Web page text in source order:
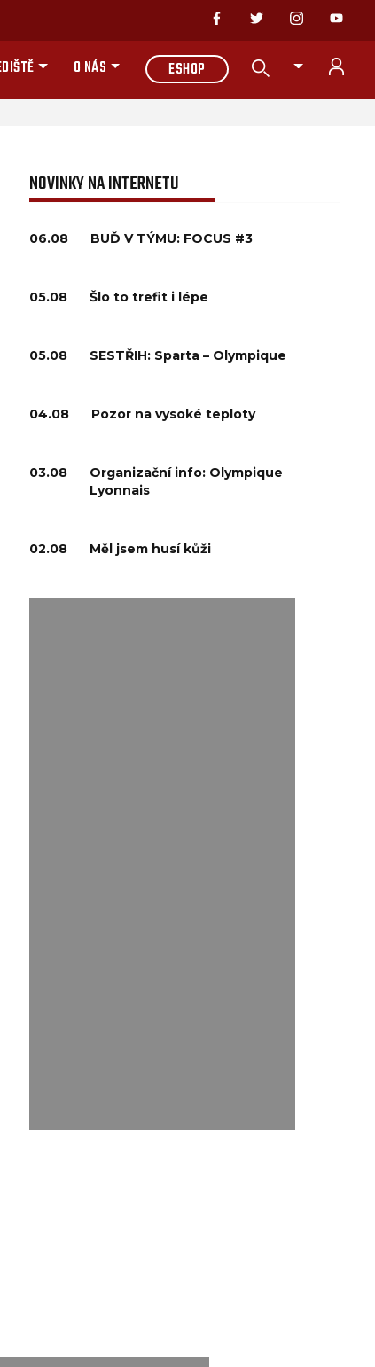
O NÁS ESHOP
NOVINKY NA INTERNETU
06.08 BUĎ V TÝMU: FOCUS #3
05.08 Šlo to trefit i lépe
05.08 SESTŘIH: Sparta – Olympique
04.08 Pozor na vysoké teploty
03.08
Organizační info: Olympique
Lyonnais
02.08 Měl jsem husí kůži